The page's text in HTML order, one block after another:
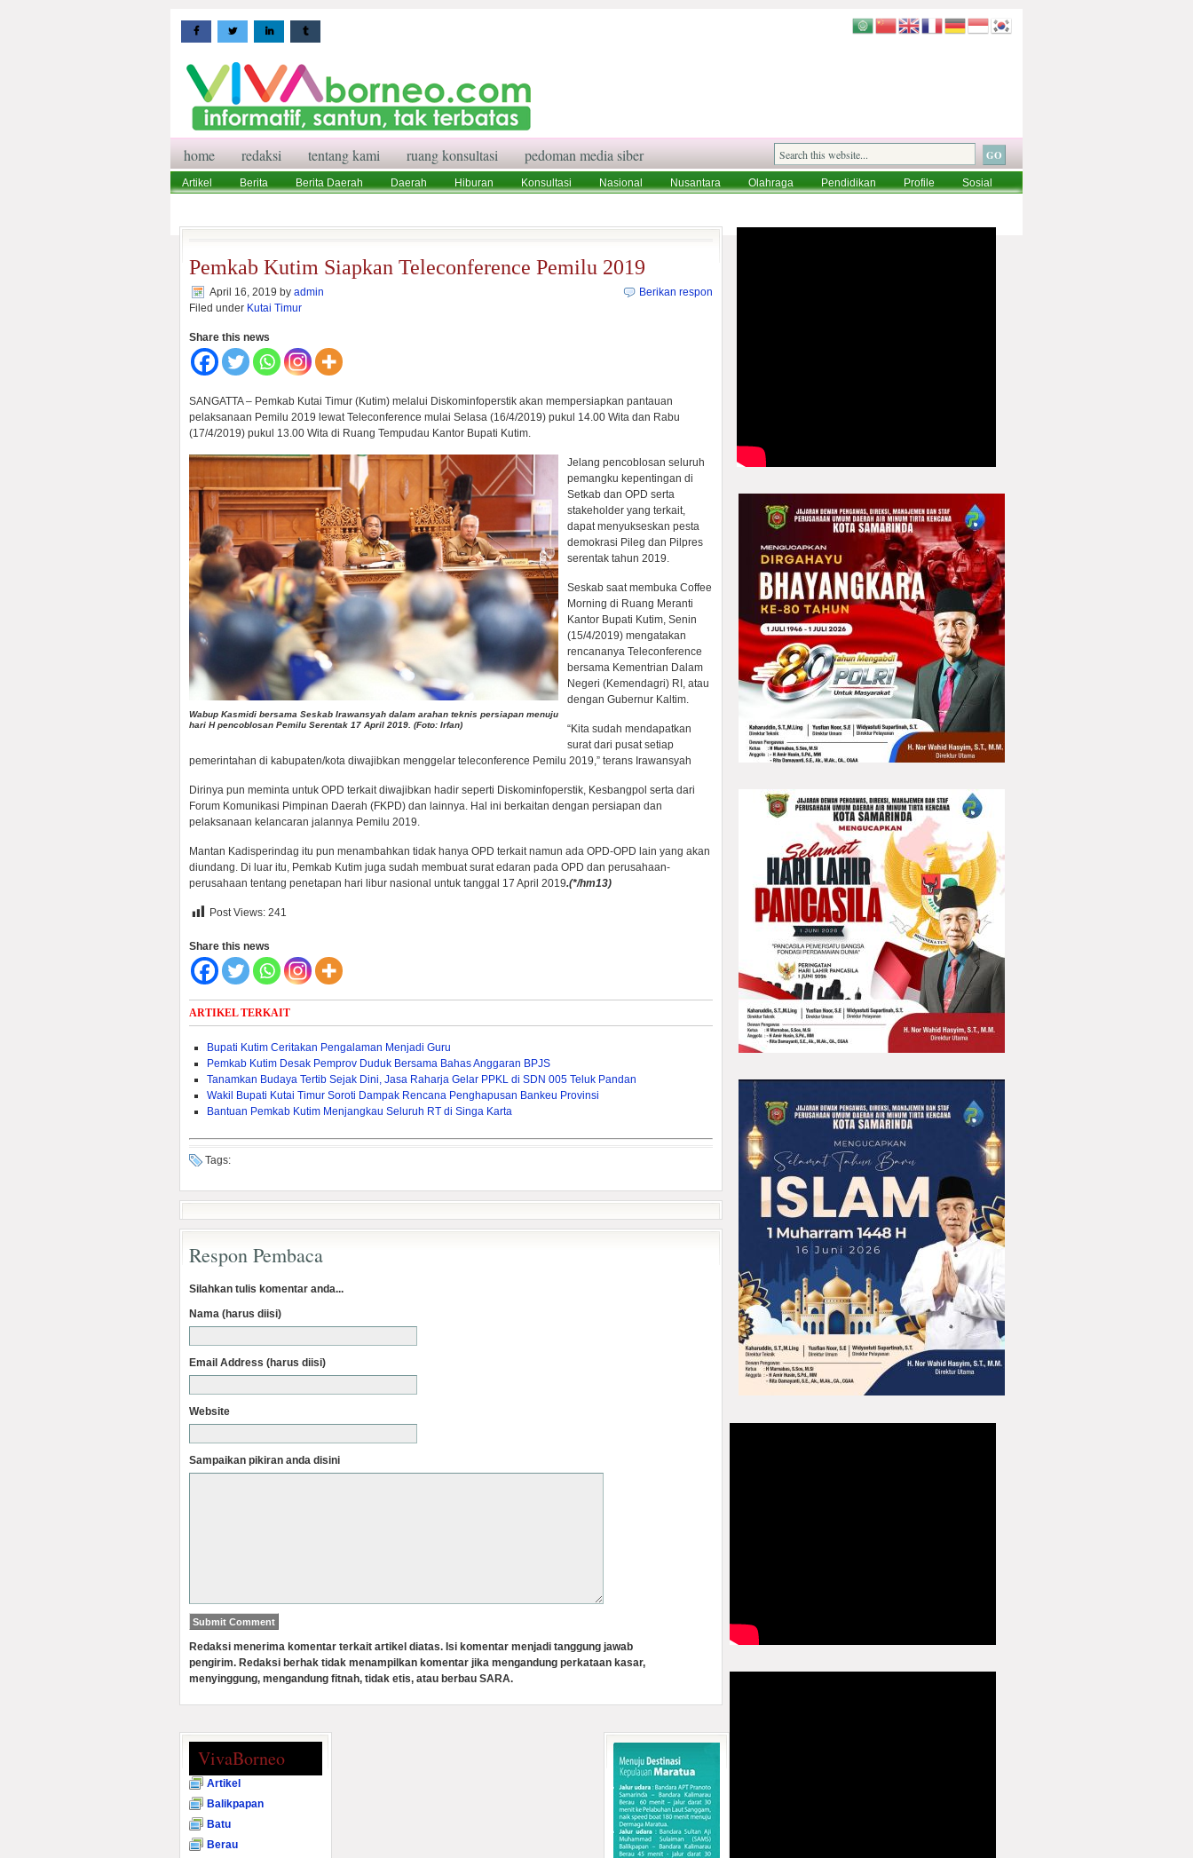
home redaksi tentang kami ruang konsultasi pedoman media siber
Artikel Berita Berita Daerah Daerah Hiburan Konsultasi Nasional Nusantara Olahraga Pendidikan Profile
Sosial
Pemkab Kutim Siapkan Teleconference Pemilu 2019
April 16, 2019 by admin
Filed under Kutai Timur
Berikan respon
Share this news
SANGATTA – Pemkab Kutai Timur (Kutim) melalui Diskominfoperstik akan mempersiapkan pantauan
pelaksanaan Pemilu 2019 lewat Teleconference mulai Selasa (16/4/2019) pukul 14.00 Wita dan Rabu
(17/4/2019) pukul 13.00 Wita di Ruang Tempudau Kantor Bupati Kutim.
Wabup Kasmidi bersama Seskab Irawansyah dalam arahan teknis persiapan menuju
hari H pencoblosan Pemilu Serentak 17 April 2019. (Foto: Irfan)
Jelang pencoblosan seluruh
pemangku kepentingan di
Setkab dan OPD serta
stakeholder yang terkait,
dapat menyukseskan pesta
demokrasi Pileg dan Pilpres
serentak tahun 2019.
Seskab saat membuka Coffee
Morning di Ruang Meranti
Kantor Bupati Kutim, Senin
(15/4/2019) mengatakan
rencananya Teleconference
bersama Kementrian Dalam
Negeri (Kemendagri) RI, atau
dengan Gubernur Kaltim.
“Kita sudah mendapatkan
surat dari pusat setiap
pemerintahan di kabupaten/kota diwajibkan menggelar teleconference Pemilu 2019,” terans Irawansyah
Dirinya pun meminta untuk OPD terkait diwajibkan hadir seperti Diskominfoperstik, Kesbangpol serta dari
Forum Komunikasi Pimpinan Daerah (FKPD) dan lainnya. Hal ini berkaitan dengan persiapan dan
pelaksanaan kelancaran jalannya Pemilu 2019.
Mantan Kadisperindag itu pun menambahkan tidak hanya OPD terkait namun ada OPD-OPD lain yang akan
diundang. Di luar itu, Pemkab Kutim juga sudah membuat surat edaran pada OPD dan perusahaan-
perusahaan tentang penetapan hari libur nasional untuk tanggal 17 April 2019.(*/hm13)
Post Views: 241
Share this news
ARTIKEL TERKAIT
Bupati Kutim Ceritakan Pengalaman Menjadi Guru
Pemkab Kutim Desak Pemprov Duduk Bersama Bahas Anggaran BPJS
Tanamkan Budaya Tertib Sejak Dini, Jasa Raharja Gelar PPKL di SDN 005 Teluk Pandan
Wakil Bupati Kutai Timur Soroti Dampak Rencana Penghapusan Bankeu Provinsi
Bantuan Pemkab Kutim Menjangkau Seluruh RT di Singa Karta
Tags:
Respon Pembaca
Silahkan tulis komentar anda...
Nama (harus diisi)
Email Address (harus diisi)
Website
Sampaikan pikiran anda disini
Redaksi menerima komentar terkait artikel diatas. Isi komentar menjadi tanggung jawab
pengirim. Redaksi berhak tidak menampilkan komentar jika mengandung perkataan kasar,
menyinggung, mengandung fitnah, tidak etis, atau berbau SARA.
VivaBorneo
Artikel
Balikpapan
Batu
Berau